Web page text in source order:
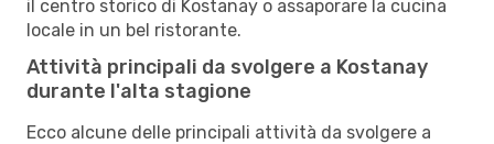
il centro storico di Kostanay o assaporare la cucina
locale in un bel ristorante.
Attività principali da svolgere a Kostanay
durante l'alta stagione
Ecco alcune delle principali attività da svolgere a